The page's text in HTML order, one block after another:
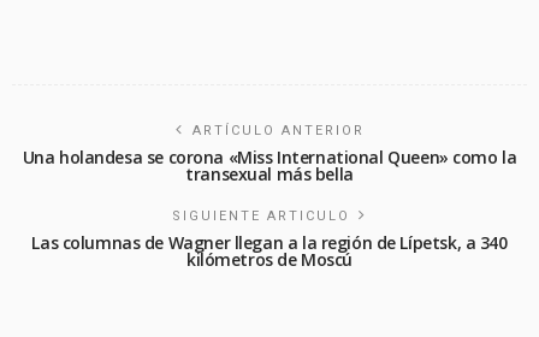
ARTÍCULO ANTERIOR
Una holandesa se corona «Miss International Queen» como la
transexual más bella
SIGUIENTE ARTICULO
Las columnas de Wagner llegan a la región de Lípetsk, a 340
kilómetros de Moscú